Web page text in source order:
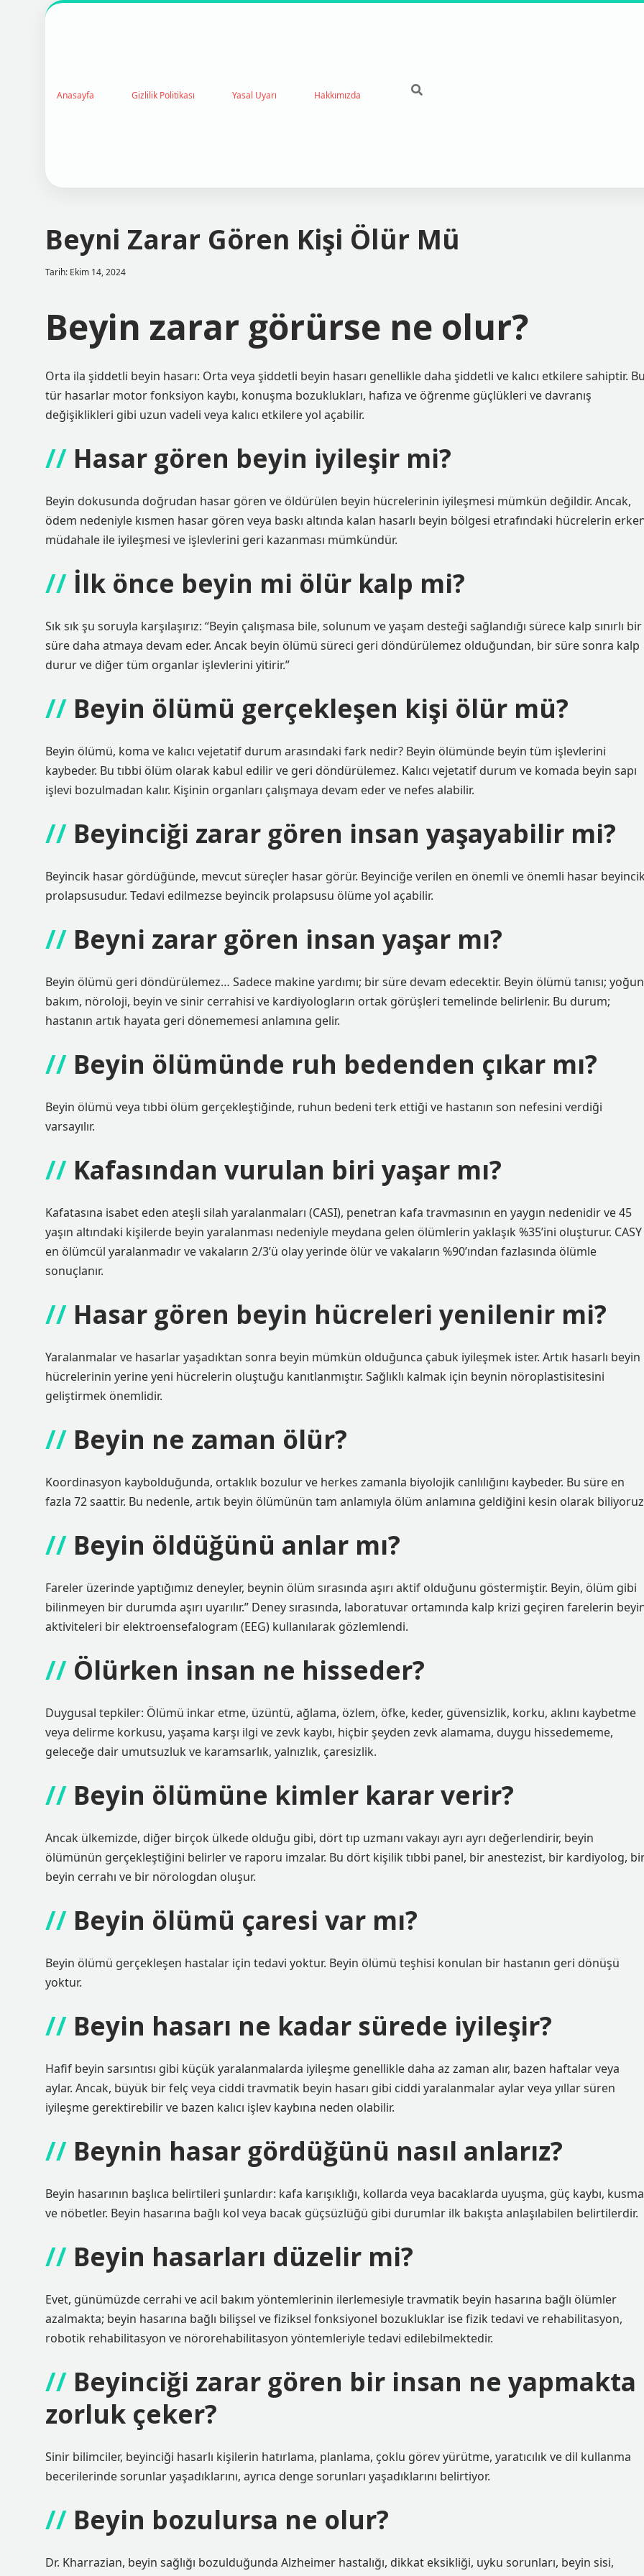
Anasayfa Gizlilik Politikası Yasal Uyarı Hakkımızda
Beyni Zarar Gören Kişi Ölür Mü
Tarih: Ekim 14, 2024
Beyin zarar görürse ne olur?
Orta ila şiddetli beyin hasarı: Orta veya şiddetli beyin hasarı genellikle daha şiddetli ve kalıcı etkilere sahiptir.
tür hasarlar motor fonksiyon kaybı, konuşma bozuklukları, hafıza ve öğrenme güçlükleri ve davranış
değişiklikleri gibi uzun vadeli veya kalıcı etkilere yol açabilir.
Hasar gören beyin iyileşir mi?
Beyin dokusunda doğrudan hasar gören ve öldürülen beyin hücrelerinin iyileşmesi mümkün değildir. Ancak,
ödem nedeniyle kısmen hasar gören veya baskı altında kalan hasarlı beyin bölgesi etrafındaki hücrelerin
müdahale ile iyileşmesi ve işlevlerini geri kazanması mümkündür.
İlk önce beyin mi ölür kalp mi?
Sık sık şu soruyla karşılaşırız: “Beyin çalışmasa bile, solunum ve yaşam desteği sağlandığı sürece kalp sınırlı bir
süre daha atmaya devam eder. Ancak beyin ölümü süreci geri döndürülemez olduğundan, bir süre sonra kalp
durur ve diğer tüm organlar işlevlerini yitirir.”
Beyin ölümü gerçekleşen kişi ölür mü?
Beyin ölümü, koma ve kalıcı vejetatif durum arasındaki fark nedir? Beyin ölümünde beyin tüm işlevlerini
kaybeder. Bu tıbbi ölüm olarak kabul edilir ve geri döndürülemez. Kalıcı vejetatif durum ve komada beyin sapı
işlevi bozulmadan kalır. Kişinin organları çalışmaya devam eder ve nefes alabilir.
Beyinciği zarar gören insan yaşayabilir mi?
Beyincik hasar gördüğünde, mevcut süreçler hasar görür. Beyinciğe verilen en önemli ve önemli hasar
prolapsusudur. Tedavi edilmezse beyincik prolapsusu ölüme yol açabilir.
Beyni zarar gören insan yaşar mı?
Beyin ölümü geri döndürülemez… Sadece makine yardımı; bir süre devam edecektir. Beyin ölümü tanısı; yoğun
bakım, nöroloji, beyin ve sinir cerrahisi ve kardiyologların ortak görüşleri temelinde belirlenir. Bu durum;
hastanın artık hayata geri dönememesi anlamına gelir.
Beyin ölümünde ruh bedenden çıkar mı?
Beyin ölümü veya tıbbi ölüm gerçekleştiğinde, ruhun bedeni terk ettiği ve hastanın son nefesini verdiği
varsayılır.
Kafasından vurulan biri yaşar mı?
Kafatasına isabet eden ateşli silah yaralanmaları (CASI), penetran kafa travmasının en yaygın nedenidir ve 45
yaşın altındaki kişilerde beyin yaralanması nedeniyle meydana gelen ölümlerin yaklaşık %35’ini oluşturur. CASY
en ölümcül yaralanmadır ve vakaların 2/3’ü olay yerinde ölür ve vakaların %90’ından fazlasında ölümle
sonuçlanır.
Hasar gören beyin hücreleri yenilenir mi?
Yaralanmalar ve hasarlar yaşadıktan sonra beyin mümkün olduğunca çabuk iyileşmek ister. Artık hasarlı beyin
hücrelerinin yerine yeni hücrelerin oluştuğu kanıtlanmıştır. Sağlıklı kalmak için beynin nöroplastisitesini
geliştirmek önemlidir.
Beyin ne zaman ölür?
Koordinasyon kaybolduğunda, ortaklık bozulur ve herkes zamanla biyolojik canlılığını kaybeder. Bu süre en
fazla 72 saattir. Bu nedenle, artık beyin ölümünün tam anlamıyla ölüm anlamına geldiğini kesin olarak
Beyin öldüğünü anlar mı?
Fareler üzerinde yaptığımız deneyler, beynin ölüm sırasında aşırı aktif olduğunu göstermiştir. Beyin, ölüm gibi
bilinmeyen bir durumda aşırı uyarılır.” Deney sırasında, laboratuvar ortamında kalp krizi geçiren farelerin
aktiviteleri bir elektroensefalogram (EEG) kullanılarak gözlemlendi.
Ölürken insan ne hisseder?
Duygusal tepkiler: Ölümü inkar etme, üzüntü, ağlama, özlem, öfke, keder, güvensizlik, korku, aklını kaybetme
veya delirme korkusu, yaşama karşı ilgi ve zevk kaybı, hiçbir şeyden zevk alamama, duygu hissedememe,
geleceğe dair umutsuzluk ve karamsarlık, yalnızlık, çaresizlik.
Beyin ölümüne kimler karar verir?
Ancak ülkemizde, diğer birçok ülkede olduğu gibi, dört tıp uzmanı vakayı ayrı ayrı değerlendirir, beyin
ölümünün gerçekleştiğini belirler ve raporu imzalar. Bu dört kişilik tıbbi panel, bir anestezist, bir kardiyolog,
beyin cerrahı ve bir nörologdan oluşur.
Beyin ölümü çaresi var mı?
Beyin ölümü gerçekleşen hastalar için tedavi yoktur. Beyin ölümü teşhisi konulan bir hastanın geri dönüşü
yoktur.
Beyin hasarı ne kadar sürede iyileşir?
Hafif beyin sarsıntısı gibi küçük yaralanmalarda iyileşme genellikle daha az zaman alır, bazen haftalar veya
aylar. Ancak, büyük bir felç veya ciddi travmatik beyin hasarı gibi ciddi yaralanmalar aylar veya yıllar süren
iyileşme gerektirebilir ve bazen kalıcı işlev kaybına neden olabilir.
Beynin hasar gördüğünü nasıl anlarız?
Beyin hasarının başlıca belirtileri şunlardır: kafa karışıklığı, kollarda veya bacaklarda uyuşma, güç kaybı, kusma
ve nöbetler. Beyin hasarına bağlı kol veya bacak güçsüzlüğü gibi durumlar ilk bakışta anlaşılabilen belirtilerdir.
Beyin hasarları düzelir mi?
Evet, günümüzde cerrahi ve acil bakım yöntemlerinin ilerlemesiyle travmatik beyin hasarına bağlı ölümler
azalmakta; beyin hasarına bağlı bilişsel ve fiziksel fonksiyonel bozukluklar ise fizik tedavi ve rehabilitasyon,
robotik rehabilitasyon ve nörorehabilitasyon yöntemleriyle tedavi edilebilmektedir.
Beyinciği zarar gören bir insan ne yapmakta
zorluk çeker?
Sinir bilimciler, beyinciği hasarlı kişilerin hatırlama, planlama, çoklu görev yürütme, yaratıcılık ve dil kullanma
becerilerinde sorunlar yaşadıklarını, ayrıca denge sorunları yaşadıklarını belirtiyor.
Beyin bozulursa ne olur?
Dr. Kharrazian, beyin sağlığı bozulduğunda Alzheimer hastalığı, dikkat eksikliği, uyku sorunları, beyin sisi,